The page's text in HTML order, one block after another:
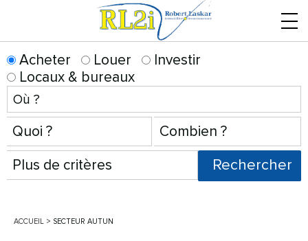
Acheter Louer
Investir
Locaux & bureaux
ACCUEIL > SECTEUR AUTUN